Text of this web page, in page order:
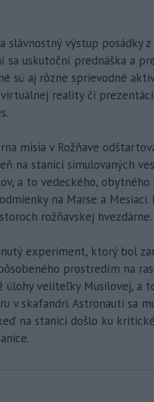
slávnostný výstup posádky
sa uskutoční prednáška a
sú aj rôzne sprievodné
reality či
misia v Rožňave
na stanici simulovaných
a to vedeckého, obytného
na Marse a Mesiaci.
rožňavskej hvezdárne.
experiment, ktorý bol
prostredím na
veliteľky Musilovej, a
v skafandri. Astronauti sa
na stanici došlo ku